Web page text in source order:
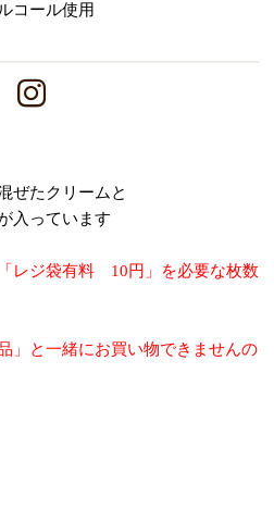
コール使用
ぜたクリームと
入っています
レジ袋有料 10円」を必要な枚数
」と一緒にお買い物できませんの